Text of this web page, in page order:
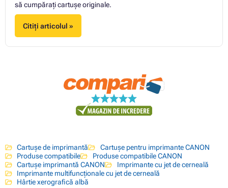
să cumpărați cartuşe originale.
Citiți articolul »
Cartușe de imprimantă
Cartușe pentru imprimante CANON
Produse compatibile
Produse compatibile CANON
Cartușe imprimantă CANON
Imprimante cu jet de cerneală
Imprimante multifuncționale cu jet de cerneală
Hârtie xerografică albă